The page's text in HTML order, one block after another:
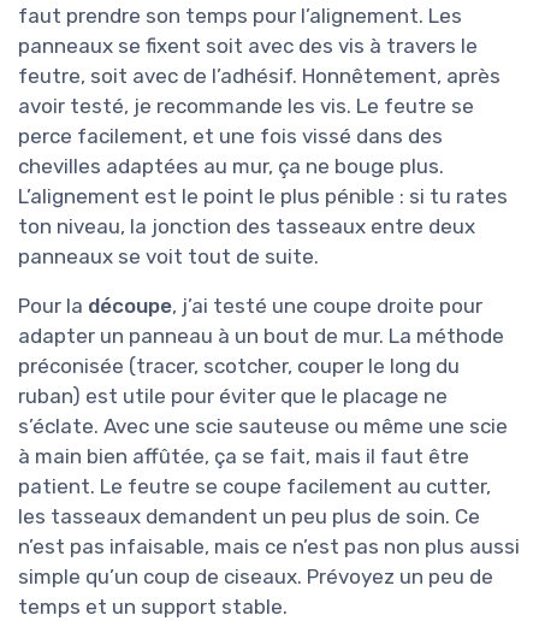
faut prendre son temps pour l’alignement. Les
panneaux se fixent soit avec des vis à travers le
feutre, soit avec de l’adhésif. Honnêtement, après
avoir testé, je recommande les vis. Le feutre se
perce facilement, et une fois vissé dans des
chevilles adaptées au mur, ça ne bouge plus.
L’alignement est le point le plus pénible : si tu rates
ton niveau, la jonction des tasseaux entre deux
panneaux se voit tout de suite.
Pour la découpe, j’ai testé une coupe droite pour
adapter un panneau à un bout de mur. La méthode
préconisée (tracer, scotcher, couper le long du
ruban) est utile pour éviter que le placage ne
s’éclate. Avec une scie sauteuse ou même une scie
à main bien affûtée, ça se fait, mais il faut être
patient. Le feutre se coupe facilement au cutter,
les tasseaux demandent un peu plus de soin. Ce
n’est pas infaisable, mais ce n’est pas non plus aussi
simple qu’un coup de ciseaux. Prévoyez un peu de
temps et un support stable.